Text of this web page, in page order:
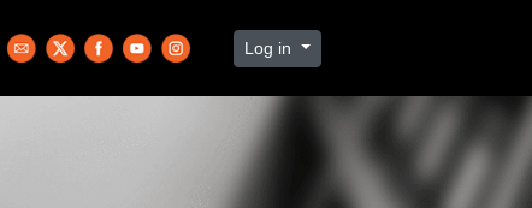
Log in